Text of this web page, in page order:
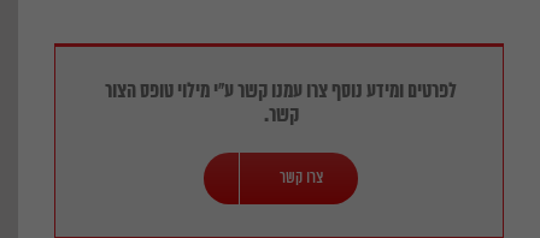
לפרטים ומידע נוסף צרו עמנו קשר ע"י מילוי טופס הצור
קשר.
צרו קשר